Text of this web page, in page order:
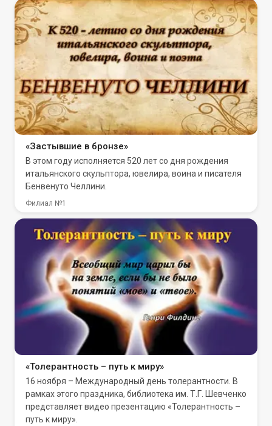
«Застывшие в бронзе»
В этом году исполняется 520 лет со дня рождения
итальянского скульптора, ювелира, воина и писателя
Бенвенуто Челлини.
Филиал №1
«Толерантность – путь к миру»
16 ноября – Международный день толерантности. В
рамках этого праздника, библиотека им. Т.Г. Шевченко
представляет видео презентацию «Толерантность –
путь к миру».